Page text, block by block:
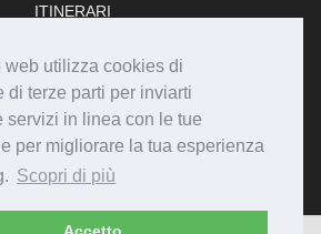
web utilizza cookies di
di terze parti per inviarti
servizi in linea con le tue
per migliorare la tua esperienza
Scopri di più
ITINERARI
ADERISCI